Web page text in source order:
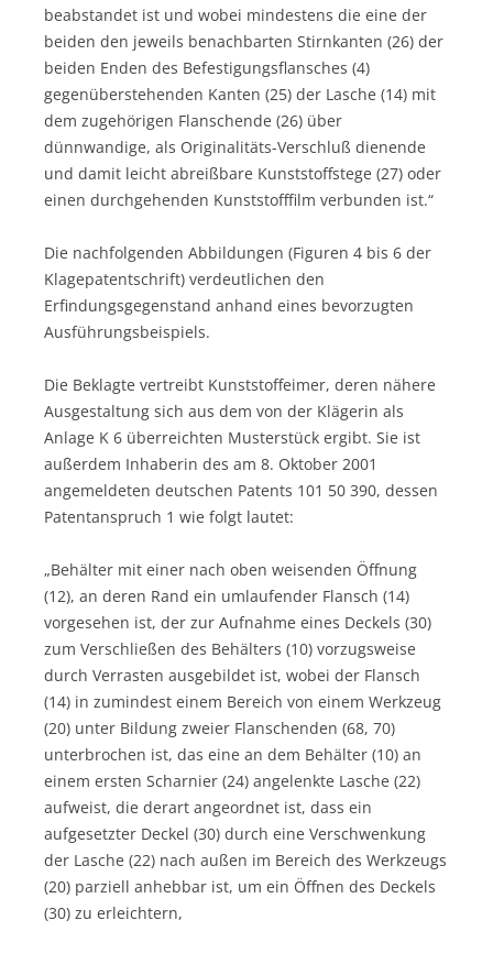
beabstandet ist und wobei mindestens die eine der
beiden den jeweils benachbarten Stirnkanten (26) der
beiden Enden des Befestigungsflansches (4)
gegenüberstehenden Kanten (25) der Lasche (14) mit
dem zugehörigen Flanschende (26) über
dünnwandige, als Originalitäts-Verschluß dienende
und damit leicht abreißbare Kunststoffstege (27) oder
einen durchgehenden Kunststofffilm verbunden ist.“
Die nachfolgenden Abbildungen (Figuren 4 bis 6 der
Klagepatentschrift) verdeutlichen den
Erfindungsgegenstand anhand eines bevorzugten
Ausführungsbeispiels.
Die Beklagte vertreibt Kunststoffeimer, deren nähere
Ausgestaltung sich aus dem von der Klägerin als
Anlage K 6 überreichten Musterstück ergibt. Sie ist
außerdem Inhaberin des am 8. Oktober 2001
angemeldeten deutschen Patents 101 50 390, dessen
Patentanspruch 1 wie folgt lautet:
„Behälter mit einer nach oben weisenden Öffnung
(12), an deren Rand ein umlaufender Flansch (14)
vorgesehen ist, der zur Aufnahme eines Deckels (30)
zum Verschließen des Behälters (10) vorzugsweise
durch Verrasten ausgebildet ist, wobei der Flansch
(14) in zumindest einem Bereich von einem Werkzeug
(20) unter Bildung zweier Flanschenden (68, 70)
unterbrochen ist, das eine an dem Behälter (10) an
einem ersten Scharnier (24) angelenkte Lasche (22)
aufweist, die derart angeordnet ist, dass ein
aufgesetzter Deckel (30) durch eine Verschwenkung
der Lasche (22) nach außen im Bereich des Werkzeugs
(20) parziell anhebbar ist, um ein Öffnen des Deckels
(30) zu erleichtern,